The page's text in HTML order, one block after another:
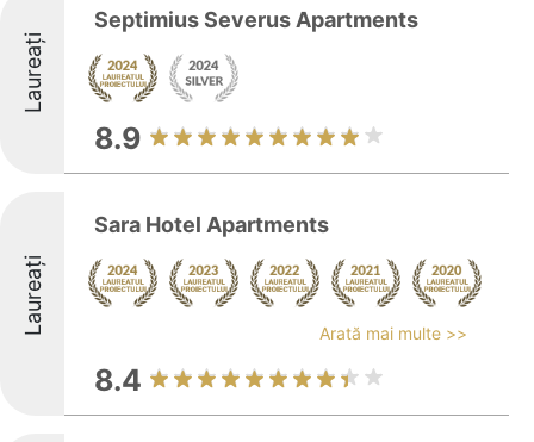
Laureați
Septimius Severus Apartments
8.9
Laureați
Sara Hotel Apartments
Arată mai multe >>
8.4